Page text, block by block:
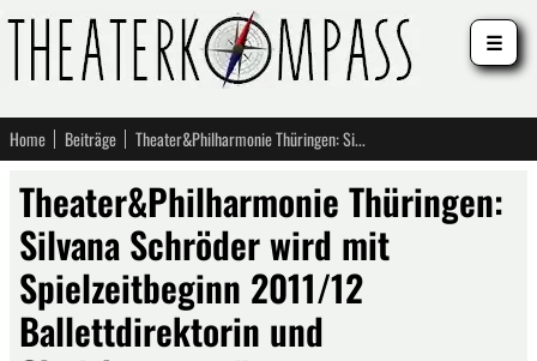
Home Beiträge Theater&Philharmonie Thüringen: Silvana Schröder wird mit Spielzeitbeginn 2011/12 Ballettdirektorin und Chefchoreografin
Theater&Philharmonie Thüringen:
Silvana Schröder wird mit
Spielzeitbeginn 2011/12
Ballettdirektorin und
☰